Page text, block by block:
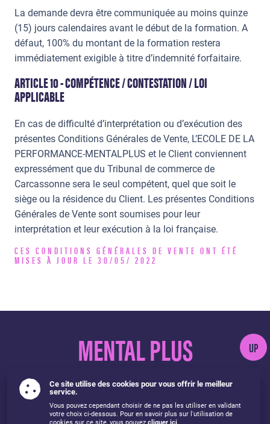
La demande devra être communiquée au moins quinze
(15) jours calendaires avant le début de la formation. A
défaut, 100% du montant de la formation restera
immédiatement exigible à titre d’indemnité forfaitaire.
ARTICLE 10 - COMPÉTENCE / CONTESTATION / LOI
APPLICABLE
En cas de difficulté d’interprétation ou d’exécution des
présentes Conditions Générales de Vente, L’ECOLE DE LA
PERFORMANCE-MENTALPLUS et le Client conviennent
expressément que du Tribunal de commerce de
Carcassonne sera le seul compétent, quel que soit le
siège ou la résidence du Client. Les présentes Conditions
Générales de Vente sont soumises pour leur
interprétation et leur exécution à la loi française.
CES CONDITIONS GÉNÉRALES DE VENTE ONT ÉTÉ
MISES À JOUR LE 30/05/ 2022
Ce site utilise des cookies pour vous offrir le meilleur
service.
Vous pouvez cependant choisir de ne pas les utiliser en validant
votre choix ci-dessous. Pour en savoir plus sur l'utilisation de
cookies sur ce site, vous pouvezcliquer ici
UP
MENTAL PLUS
Mentions légales Utilisation des cookies
Protection des données